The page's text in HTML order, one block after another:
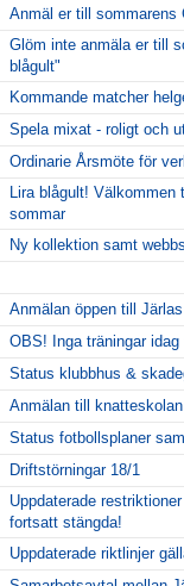
Anmäl er till sommarens
Glöm inte anmäla er till
blågult"
Kommande matcher
Spela mixat - roligt och
Ordinarie Årsmöte för
Lira blågult!
sommar
Ny kollektion samt
Anmälan öppen till
OBS! Inga träningar idag
Status klubbhus &
Anmälan till
Status fotbollsplaner
Driftstörningar 18/1
Uppdaterade
fortsatt stängda!
Uppdaterade riktlinjer